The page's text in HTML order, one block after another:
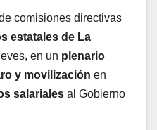
comisiones directivas
estatales de La
en un plenario
y movilización en
salariales al Gobierno